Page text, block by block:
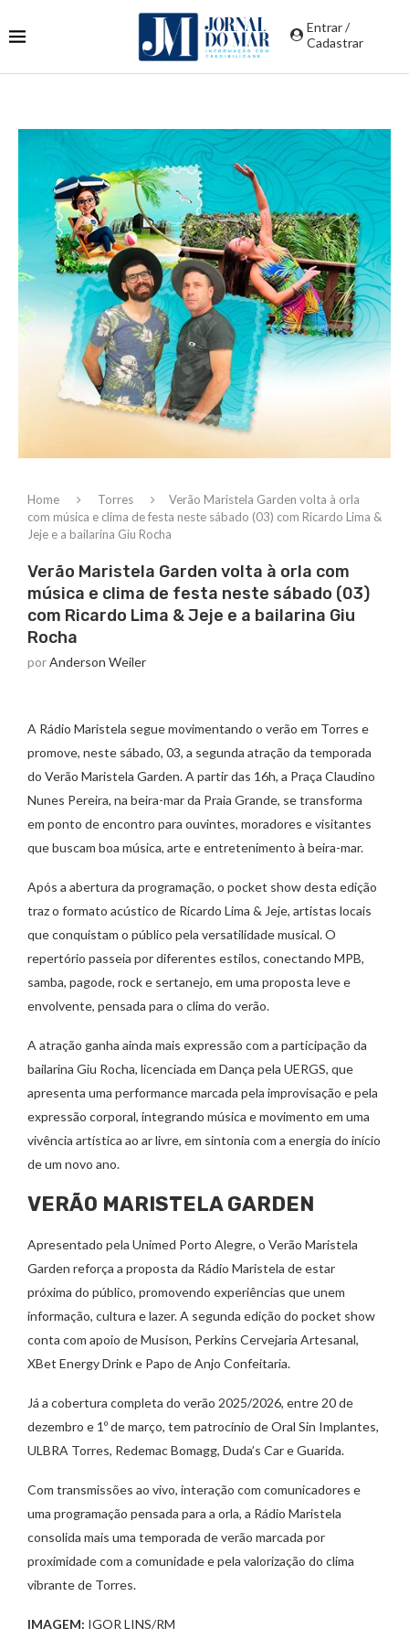
Entrar /
Cadastrar
Home Torres
Verão Maristela Garden volta à orla
com música e clima de festa neste sábado (03) com Ricardo Lima &
Jeje e a bailarina Giu Rocha
Verão Maristela Garden volta à orla com
música e clima de festa neste sábado (03)
com Ricardo Lima & Jeje e a bailarina Giu
Rocha
porAnderson Weiler
A Rádio Maristela segue movimentando o verão em Torres e
promove, neste sábado, 03, a segunda atração da temporada
do Verão Maristela Garden. A partir das 16h, a Praça Claudino
Nunes Pereira, na beira-mar da Praia Grande, se transforma
em ponto de encontro para ouvintes, moradores e visitantes
que buscam boa música, arte e entretenimento à beira-mar.
Após a abertura da programação, o pocket show desta edição
traz o formato acústico de Ricardo Lima & Jeje, artistas locais
que conquistam o público pela versatilidade musical. O
repertório passeia por diferentes estilos, conectando MPB,
samba, pagode, rock e sertanejo, em uma proposta leve e
envolvente, pensada para o clima do verão.
A atração ganha ainda mais expressão com a participação da
bailarina Giu Rocha, licenciada em Dança pela UERGS, que
apresenta uma performance marcada pela improvisação e pela
expressão corporal, integrando música e movimento em uma
vivência artística ao ar livre, em sintonia com a energia do início
de um novo ano.
VERÃO MARISTELA GARDEN
Apresentado pela Unimed Porto Alegre, o Verão Maristela
Garden reforça a proposta da Rádio Maristela de estar
próxima do público, promovendo experiências que unem
informação, cultura e lazer. A segunda edição do pocket show
conta com apoio de Musison, Perkins Cervejaria Artesanal,
XBet Energy Drink e Papo de Anjo Confeitaria.
Já a cobertura completa do verão 2025/2026, entre 20 de
dezembro e 1º de março, tem patrocínio de Oral Sin Implantes,
ULBRA Torres, Redemac Bomagg, Duda’s Car e Guarida.
Com transmissões ao vivo, interação com comunicadores e
uma programação pensada para a orla, a Rádio Maristela
consolida mais uma temporada de verão marcada por
proximidade com a comunidade e pela valorização do clima
vibrante de Torres.
IMAGEM: IGOR LINS/RM